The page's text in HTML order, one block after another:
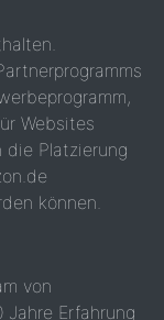
Websites
Platzierung
können.
von
Erfahrung